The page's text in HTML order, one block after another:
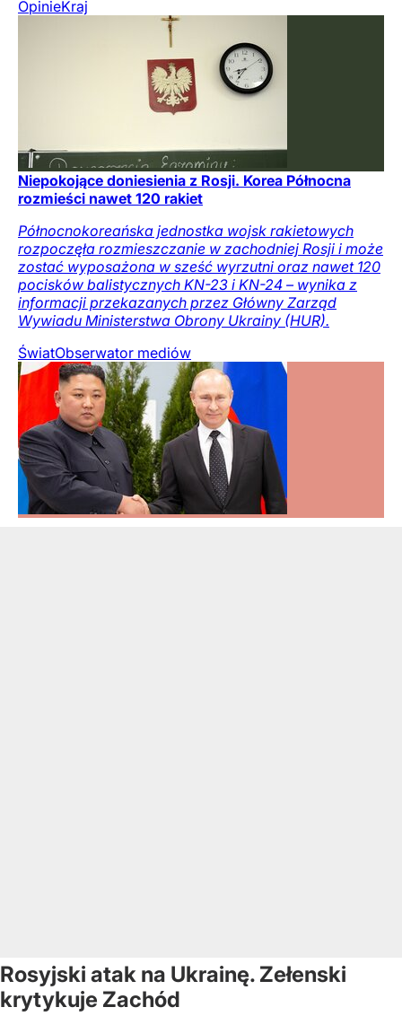
OpinieKraj
Niepokojące doniesienia z Rosji. Korea Północna
rozmieści nawet 120 rakiet
Północnokoreańska jednostka wojsk rakietowych
rozpoczęła rozmieszczanie w zachodniej Rosji i może
zostać wyposażona w sześć wyrzutni oraz nawet 120
pocisków balistycznych KN-23 i KN-24 – wynika z
informacji przekazanych przez Główny Zarząd
Wywiadu Ministerstwa Obrony Ukrainy (HUR).
ŚwiatObserwator mediów
Rosyjski atak na Ukrainę. Zełenski
krytykuje Zachód